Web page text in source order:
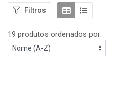
Filtros
19 produtos ordenados por: